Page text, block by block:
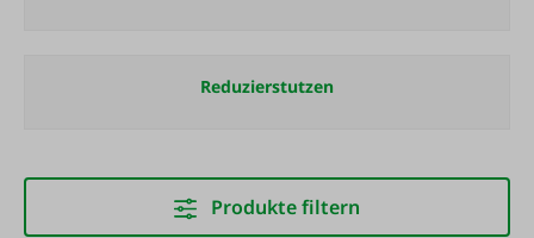
Reduzierstutzen
Produkte filtern